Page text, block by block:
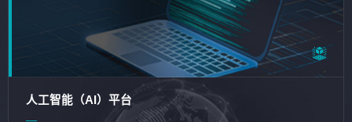
人工智能（AI）平台